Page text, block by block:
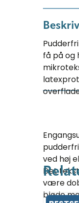
få på og
ved høj
Det
være
bløde